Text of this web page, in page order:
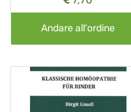
Andare all'ordine